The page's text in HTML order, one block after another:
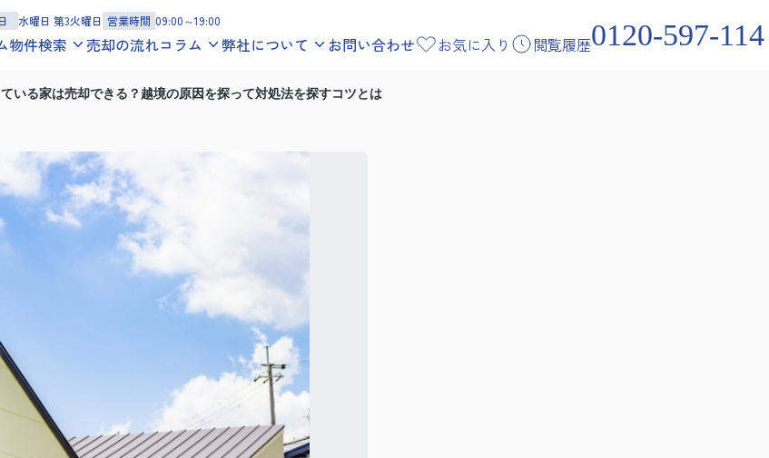
水曜日 第3火曜日 営業時間 09:00～19:00
物件検索
エリア地図学区
エリア地図学区
土地を探す
エリア地図学区
売却の流れコラム 弊社について
会社概要
お問い合わせ お気に入り 閲覧履歴0120-597-114
いる家は売却できる？越境の原因を探って対処法を探すコツとは